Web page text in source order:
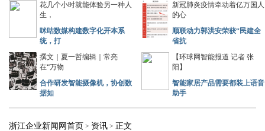
花几个小时就能体验另一种人
生，
咪咕数媒构建数字化开本系
统，打
新冠肺炎疫情牵动着亿万国人
的心
顺联动力郭洪安荣获“民建全
省抗
撰文｜夏一哲编辑｜常亮
在“万物
合作研发智能摄像机，协创数
据如
【环球网智能报道 记者 张
阳】
智能家居产品需要都装上语音
助手
浙江企业新闻网首页 > 资讯 > 正文